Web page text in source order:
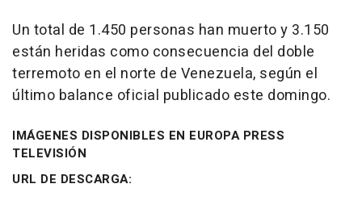
Un total de 1.450 personas han muerto y 3.150
están heridas como consecuencia del doble
terremoto en el norte de Venezuela, según el
último balance oficial publicado este domingo.
IMÁGENES DISPONIBLES EN EUROPA PRESS
TELEVISIÓN
URL DE DESCARGA: